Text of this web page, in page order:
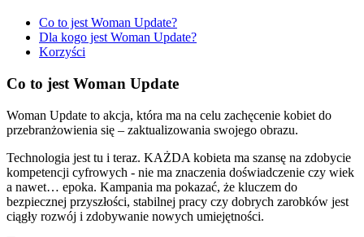
Co to jest Woman Update?
Dla kogo jest Woman Update?
Korzyści
Co to jest Woman Update
Woman Update to akcja, która ma na celu zachęcenie kobiet do
przebranżowienia się – zaktualizowania swojego obrazu.
Technologia jest tu i teraz. KAŻDA kobieta ma szansę na zdobycie
kompetencji cyfrowych - nie ma znaczenia doświadczenie czy wiek
a nawet… epoka. Kampania ma pokazać, że kluczem do
bezpiecznej przyszłości, stabilnej pracy czy dobrych zarobków jest
ciągły rozwój i zdobywanie nowych umiejętności.